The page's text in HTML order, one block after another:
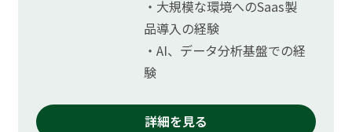
・大規模な環境へのSaas製
品導入の経験
・AI、データ分析基盤での経
験
詳細を見る